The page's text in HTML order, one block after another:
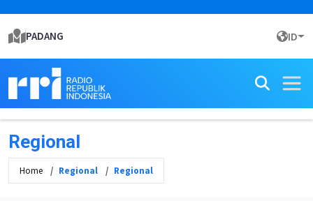
PADANG ID
Regional
Home Regional Regional